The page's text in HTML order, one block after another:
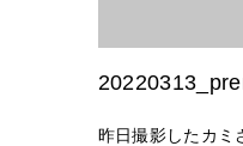
昨日撮影したカミ